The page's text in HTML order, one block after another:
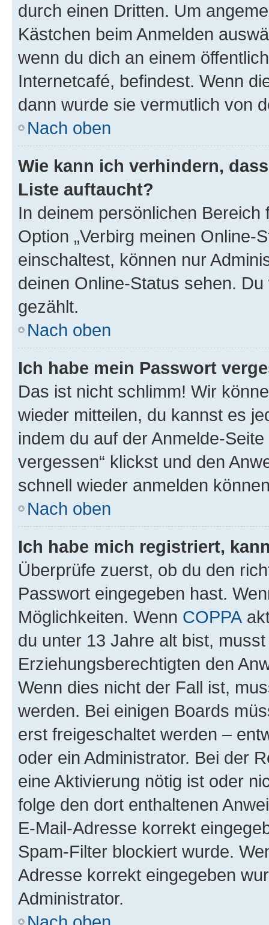
durch einen Dritten. Um
Kästchen beim Anmelden
wenn du dich an einem
Internetcafé, befindest. Wenn
dann wurde sie vermutlich von
Nach oben
Wie kann ich verhindern,
Liste auftaucht?
In deinem persönlichen
Option „Verbirg meinen Online-
einschaltest, können nur
deinen Online-Status sehen.
gezählt.
Nach oben
Ich habe mein Passwort
Das ist nicht schlimm! Wir
wieder mitteilen, du kannst es
indem du auf der Anmelde-
vergessen“ klickst und den
schnell wieder anmelden
Nach oben
Ich habe mich registriert,
Überprüfe zuerst, ob du den
Passwort eingegeben hast.
Möglichkeiten. Wenn COPPA
du unter 13 Jahre alt bist,
Erziehungsberechtigten den
Wenn dies nicht der Fall ist,
werden. Bei einigen Boards
erst freigeschaltet werden –
oder ein Administrator. Bei der
eine Aktivierung nötig ist oder
folge den dort enthaltenen
E-Mail-Adresse korrekt
Spam-Filter blockiert wurde.
Adresse korrekt eingegeben
Administrator.